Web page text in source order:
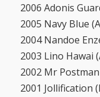
2006 Adonis
2005 Navy Blue
2004 Nandoe
2003 Lino Hawai
2002 Mr Postman
2001 Jollification